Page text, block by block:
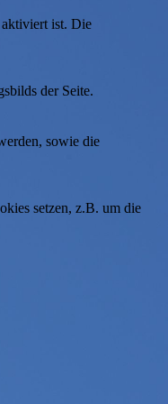
aktiviert ist. Die
der Seite.
sowie die
setzen, z.B. um die